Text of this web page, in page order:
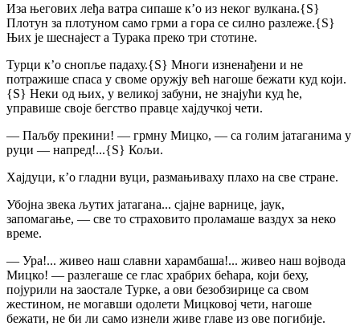
Иза његових леђа ватра сипаше к’о из неког вулкана.{S}
Плотун за плотуном само грми а гора се силно разлеже.{S}
Њих је шеснајест а Турака преко три стотине.
Турци к’о снопље падаху.{S} Многи изненађени и не
потражише спаса у своме оружју већ нагоше бежати куд који.
{S} Неки од њих, у великој забуни, не знајући куд ће,
управише своје бегство правце хајдучкој чети.
— Паљбу прекини! — грмну Мицко, — са голим јатаганима у
руци — напред!...{S} Кољи.
Хајдуци, к’о гладни вуци, размањиваху плахо на све стране.
Убојна звека љутих јатагана... сјајне варнице, јаук,
запомагање, — све то страховито проламаше ваздух за неко
време.
— Ура!... живео наш славни харамбаша!... живео наш војвода
Мицко! — разлегаше се глас храбрих бећара, који беху,
појурили на заостале Турке, а ови безобзирице са свом
жестином, не могавши одолети Мицковој чети, нагоше
бежати, не би ли само изнели живе главе из ове погибије.